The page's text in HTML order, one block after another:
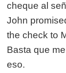
cheque al
John
the check to
Basta que
eso.